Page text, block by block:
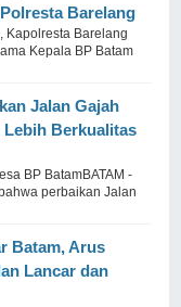
Barelang
Kapolresta Barelang
Kepala BP Batam
Jalan Gajah
Lebih Berkualitas
BP BatamBATAM -
perbaikan Jalan
Batam, Arus
Lancar dan